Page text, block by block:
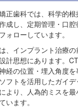
正歯科では、科学的
成し、定期管理・口
ォローしています。
、インプラント治療
計思想にあります。
経の位置・埋入角度を
フトを活用したガイ
により、人為的ミスを
います。